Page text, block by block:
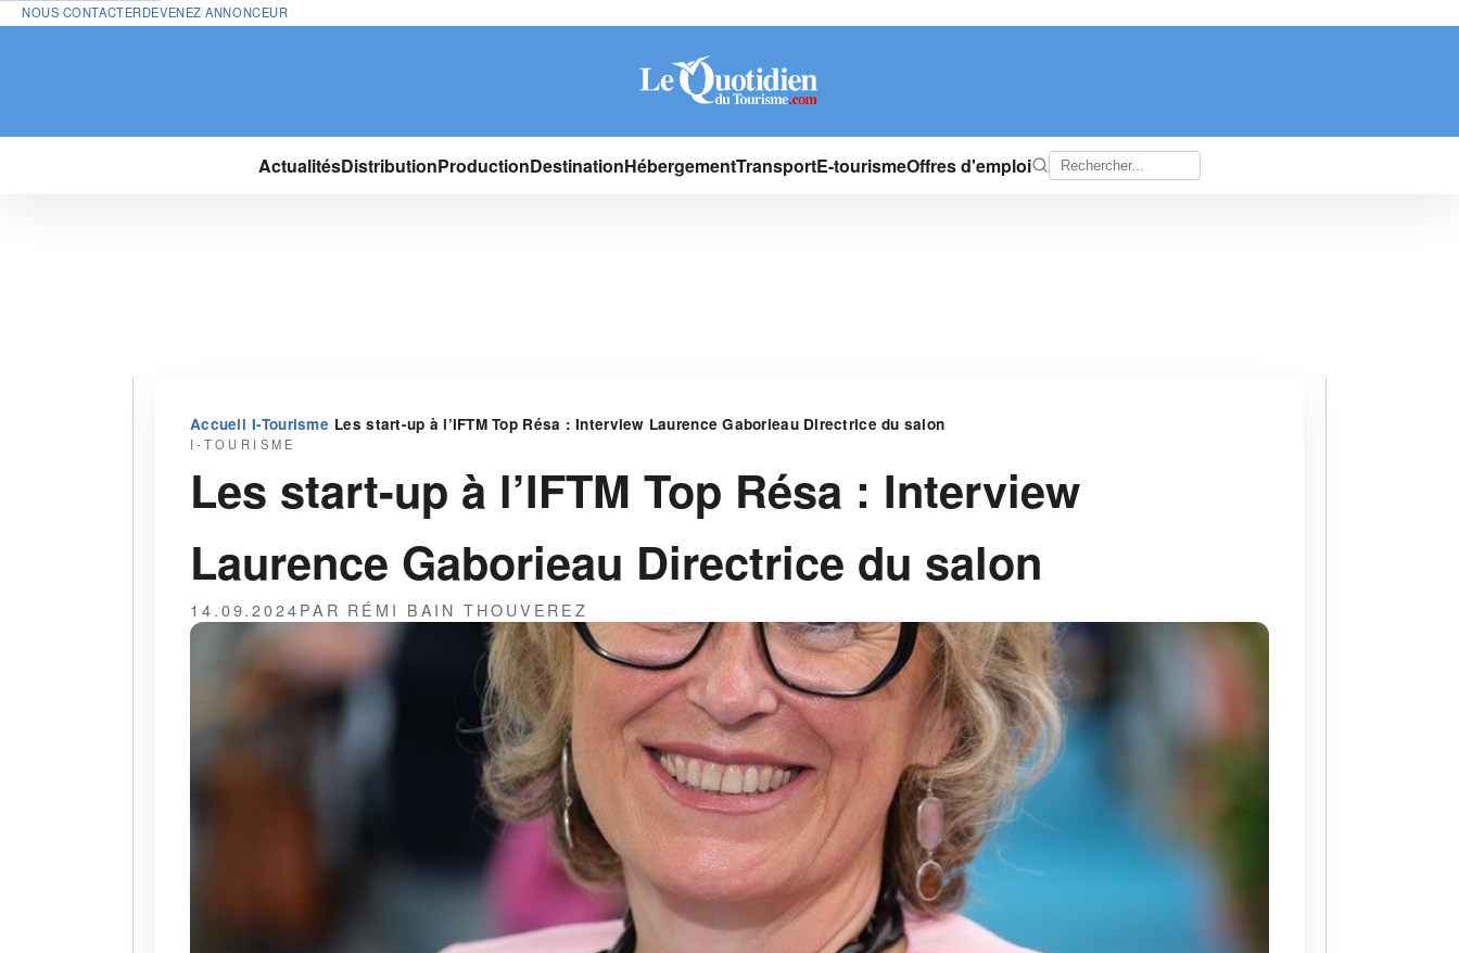
NOUS CONTACTERDEVENEZ ANNONCEUR
ActualitésDistributionProductionDestinationHébergementTransportE-tourismeOffres d'emploi
Accueil›I-Tourisme›Les start-up à l’IFTM Top Résa : Interview Laurence Gaborieau Directrice du salon
I-TOURISME
Les start-up à l’IFTM Top Résa : Interview
Laurence Gaborieau Directrice du salon
14.09.2024PAR RÉMI BAIN THOUVEREZ